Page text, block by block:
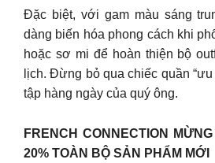
Đặc biệt, với gam màu sáng
dàng biến hóa phong cách khi
hoặc sơ mi để hoàn thiện bộ
lịch. Đừng bỏ qua chiếc quần
tập hàng ngày của quý ông.
FRENCH CONNECTION
20% TOÀN BỘ SẢN PHẨM MỚI